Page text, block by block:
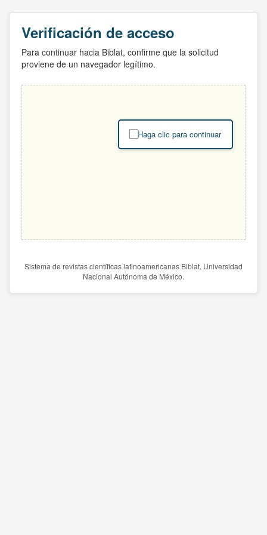
Verificación de acceso
Para continuar hacia Biblat, confirme que la solicitud
proviene de un navegador legítimo.
Haga clic para continuar
Sistema de revistas científicas latinoamericanas Biblat. Universidad
Nacional Autónoma de México.